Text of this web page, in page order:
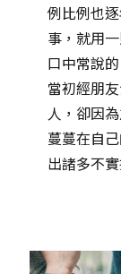
例比例也
事，就用
口中常說
當初經朋
人，卻因
蔓蔓在自
出諸多不